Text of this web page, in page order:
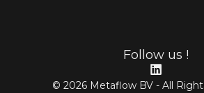
Follow us !
© 2026 Metaflow BV - All